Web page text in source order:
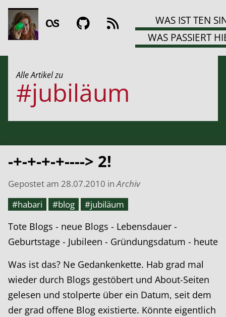
WAS IST TEN
WAS PASSIERT
Alle Artikel zu
#jubiläum
-+-+-+-+----> 2!
Gepostet am 28.07.2010 inArchiv
#habari
#blog
#jubiläum
Tote Blogs - neue Blogs - Lebensdauer -
Geburtstage - Jubileen - Gründungsdatum - heute
Was ist das? Ne Gedankenkette. Hab grad mal
wieder durch Blogs gestöbert und About-Seiten
gelesen und stolperte über ein Datum, seit dem
der grad offene Blog existierte. Könnte eigentlich